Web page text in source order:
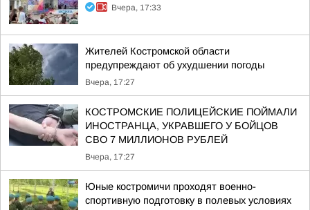
Вчера, 17:33
Жителей Костромской области
предупреждают об ухудшении погоды
Вчера, 17:27
КОСТРОМСКИЕ ПОЛИЦЕЙСКИЕ ПОЙМАЛИ
ИНОСТРАНЦА, УКРАВШЕГО У БОЙЦОВ
СВО 7 МИЛЛИОНОВ РУБЛЕЙ
Вчера, 17:27
Юные костромичи проходят военно-
спортивную подготовку в полевых условиях